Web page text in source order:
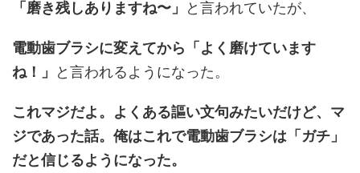
「磨き残しありますね〜」
と言われていたが、
電動歯ブラシに変えてから「よく磨けています
ね！」
と言われるようになった。
これマジだよ。よくある謳い文句みたいだけど、マ
ジであった話。俺はこれで電動歯ブラシは「ガチ」
だと信じるようになった。